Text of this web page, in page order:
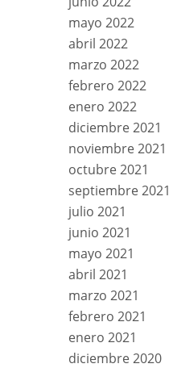
mayo 2022
abril 2022
marzo 2022
febrero 2022
enero 2022
diciembre 2021
noviembre 2021
octubre 2021
septiembre 2021
julio 2021
junio 2021
mayo 2021
abril 2021
marzo 2021
febrero 2021
enero 2021
diciembre 2020